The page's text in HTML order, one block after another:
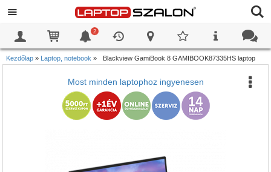
2
Kezdőlap » Laptop, notebook » Blackview GamiBook 8 GAMIBOOK87335HS laptop
Most minden laptophoz ingyenesen
0
0